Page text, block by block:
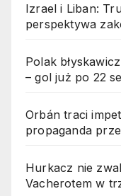
Izrael i Liban:
perspektywa
Polak
– gol już po 22
Orbán traci
propaganda
Hurkacz nie
Vacherotem w